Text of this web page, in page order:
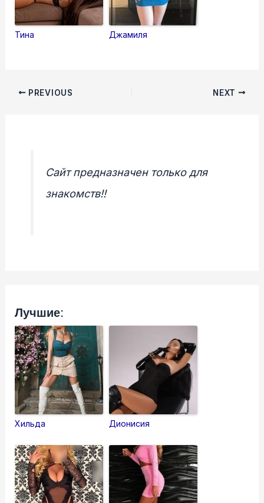
Тина Джамиля
Post PREVIOUS NEXT
Сайт предназначен только для
знакомств!!
Лучшие:
Хильда Дионисия